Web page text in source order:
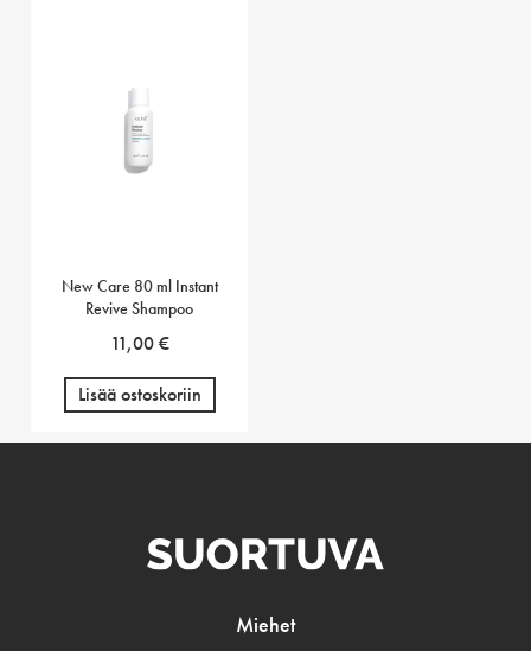
New Care 80 ml Instant
Revive Shampoo
11,00€
Lisää ostoskoriin
Miehet